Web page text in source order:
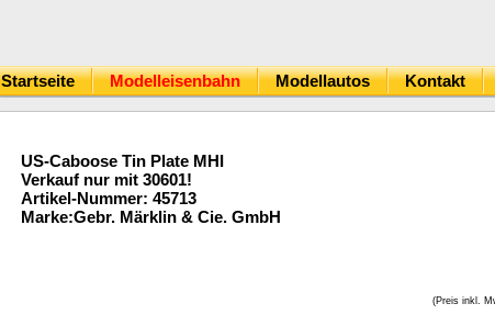
Startseite Modelleisenbahn Modellautos Kontakt
US-Caboose Tin Plate MHI
Verkauf nur mit 30601!
Artikel-Nummer: 45713
Marke:Gebr. Märklin & Cie. GmbH
(Preis inkl.